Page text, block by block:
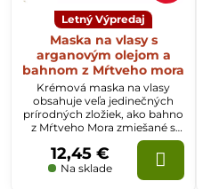
Letný Výpredaj
Maska na vlasy s
arganovým olejom a
bahnom z Mŕtveho mora
Krémová maska na vlasy
obsahuje veľa jedinečných
prírodných zložiek, ako bahno
z Mŕtveho Mora zmiešané s
bambuckým maslom,
arganovým olejom a ďalšími
esenciálnimi olejmi ako
kokosový a mandľový olej.
Na sklade
12,45 €